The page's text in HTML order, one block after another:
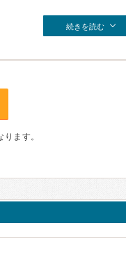
続きを読む
ます。